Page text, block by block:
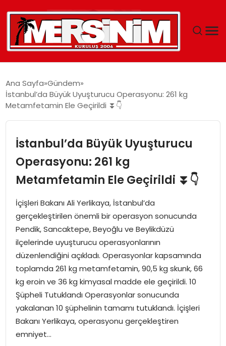
YAŞAM
EĞITIM
SPOR
EKONOMI
MAGAZIN
DÜNYA
OTOMOBIL
Ana Sayfa Gündem
İstanbul’da Büyük Uyuşturucu Operasyonu: 261 kg
Metamfetamin Ele Geçirildi ⏬👇
İstanbul’da Büyük Uyuşturucu
Operasyonu: 261 kg
Metamfetamin Ele Geçirildi ⏬👇
İçişleri Bakanı Ali Yerlikaya, İstanbul’da
gerçekleştirilen önemli bir operasyon sonucunda
Pendik, Sancaktepe, Beyoğlu ve Beylikdüzü
ilçelerinde uyuşturucu operasyonlarının
düzenlendiğini açıkladı. Operasyonlar kapsamında
toplamda 261 kg metamfetamin, 90,5 kg skunk, 66
kg eroin ve 36 kg kimyasal madde ele geçirildi. 10
Şüpheli Tutuklandı Operasyonlar sonucunda
yakalanan 10 şüphelinin tamamı tutuklandı. İçişleri
Bakanı Yerlikaya, operasyonu gerçekleştiren
emniyet…